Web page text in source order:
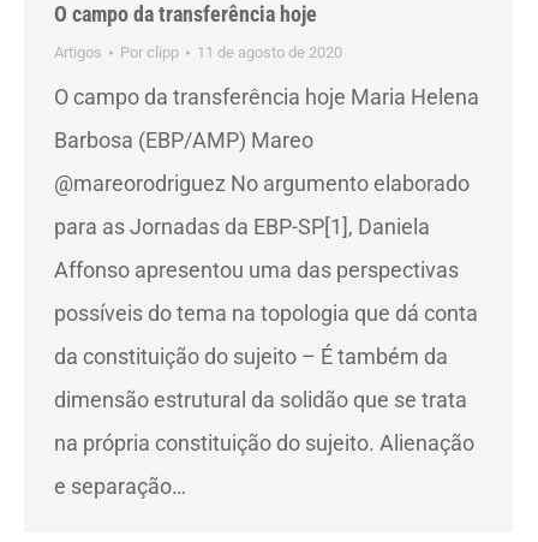
O campo da transferência hoje
Artigos Por clipp 11 de agosto de 2020
O campo da transferência hoje Maria Helena
Barbosa (EBP/AMP) Mareo
@mareorodriguez No argumento elaborado
para as Jornadas da EBP-SP[1], Daniela
Affonso apresentou uma das perspectivas
possíveis do tema na topologia que dá conta
da constituição do sujeito – É também da
dimensão estrutural da solidão que se trata
na própria constituição do sujeito. Alienação
e separação…